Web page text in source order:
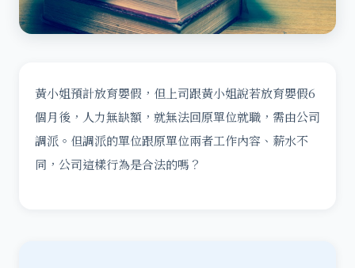
黃小姐預計放育嬰假，但上司跟黃小姐說若放育嬰假6
個月後，人力無缺額，就無法回原單位就職，需由公司
調派。但調派的單位跟原單位兩者工作內容、薪水不
同，公司這樣行為是合法的嗎？